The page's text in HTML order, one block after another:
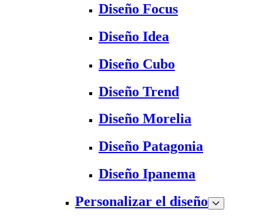
Diseño Focus
Diseño Idea
Diseño Cubo
Diseño Trend
Diseño Morelia
Diseño Patagonia
Diseño Ipanema
Personalizar el diseño